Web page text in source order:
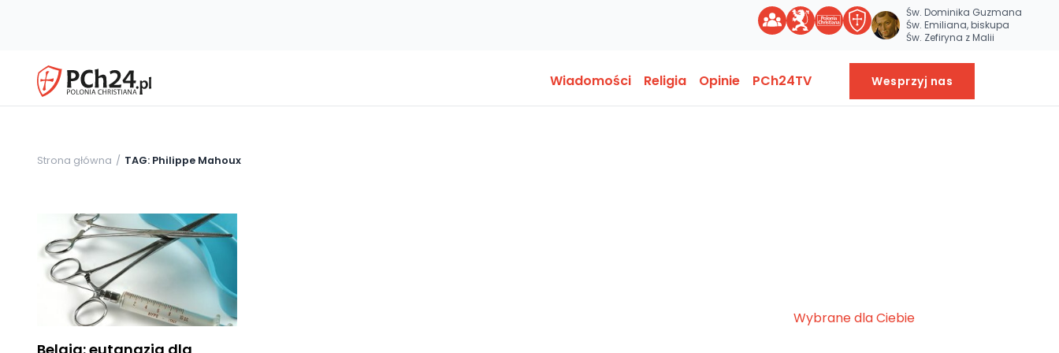
Św. Dominika Guzmana
Św. Emiliana, biskupa
Św. Zefiryna z Malii
Wiadomości Religia Opinie PCh24TV Wesprzyj nas
Strona główna TAG: Philippe Mahoux
Wybrane dla Ciebie